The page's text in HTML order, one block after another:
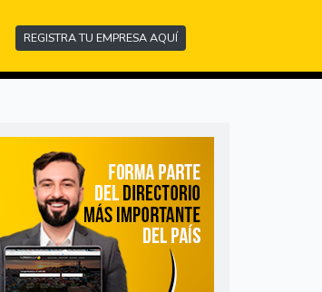
REGISTRA TU EMPRESA AQUÍ